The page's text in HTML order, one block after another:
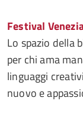
Festival
Lo spazio della
per chi ama
linguaggi
nuovo e